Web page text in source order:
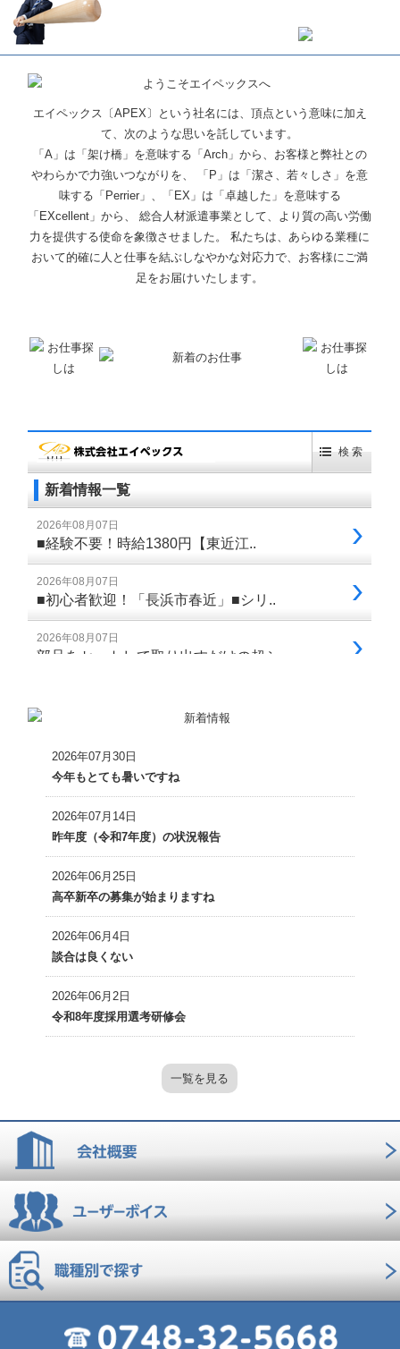
エイペックス〔APEX〕という社名には、頂点という意味に加え
て、次のような思いを託しています。
「A」は「架け橋」を意味する「Arch」から、お客様と弊社との
やわらかで力強いつながりを、 「P」は「潔さ、若々しさ」を意
味する「Perrier」、「EX」は「卓越した」を意味する
「EXcellent」から、 総合人材派遣事業として、より質の高い労働
力を提供する使命を象徴させました。 私たちは、あらゆる業種に
おいて的確に人と仕事を結ぶしなやかな対応力で、お客様にご満
足をお届けいたします。
2026年07月30日
今年もとても暑いですね
2026年07月14日
昨年度（令和7年度）の状況報告
2026年06月25日
高卒新卒の募集が始まりますね
2026年06月4日
談合は良くない
2026年06月2日
令和8年度採用選考研修会
一覧を見る